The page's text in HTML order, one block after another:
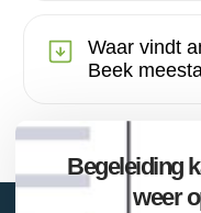
Waar vindt
Beek
Begeleiding
weer